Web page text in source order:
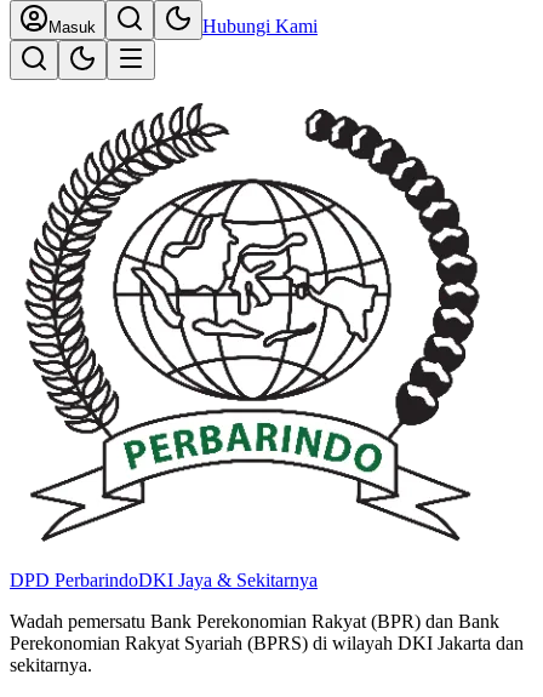
Masuk Hubungi Kami
DPD PerbarindoDKI Jaya & Sekitarnya
Wadah pemersatu Bank Perekonomian Rakyat (BPR) dan Bank
Perekonomian Rakyat Syariah (BPRS) di wilayah DKI Jakarta dan
sekitarnya.